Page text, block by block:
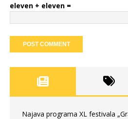
eleven + eleven =
Najava programa XL festivala